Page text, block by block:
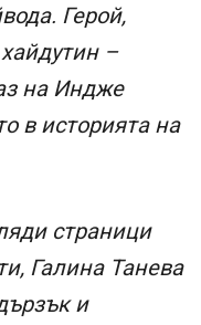
Герой,
–
на Индже
в историята на
страници
Галина Танева
и